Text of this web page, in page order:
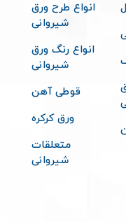
انواع طرح ورق
شیروانی
انواع رنگ ورق
شیروانی
قوطی آهن
ورق کرکره
متعلقات
شیروانی